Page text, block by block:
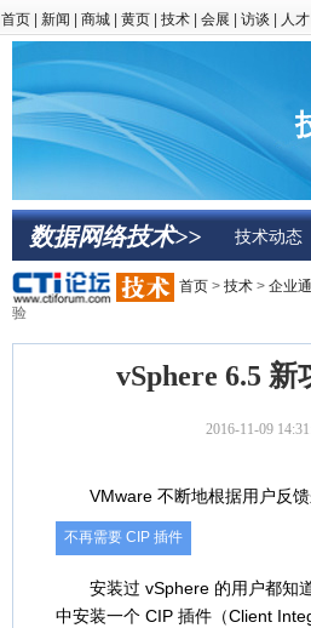
首页 新闻 商城 黄页 技术 会展 访谈 人才
数据网络技术>> 技术动态
首页 > 技术 > 企业
验
vSphere 6.5
2016-11-09
VMware 不断地根据用户反馈
不再需要 CIP 插件
安装过 vSphere 的用户都知道
中安装一个 CIP 插件（Client